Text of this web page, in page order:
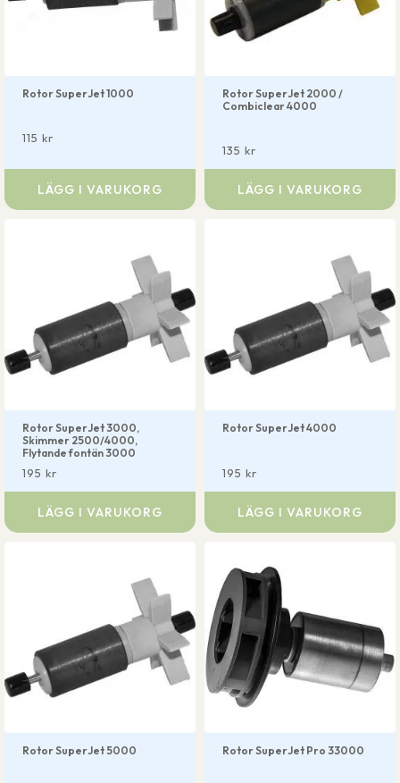
Rotor SuperJet 1000
115 kr
LÄGG I VARUKORG
Rotor SuperJet 2000 /
Combiclear 4000
135 kr
LÄGG I VARUKORG
Rotor SuperJet 3000,
Skimmer 2500/4000,
Flytande fontän 3000
195 kr
LÄGG I VARUKORG
Rotor SuperJet 4000
195 kr
LÄGG I VARUKORG
Rotor SuperJet 5000 Rotor SuperJet Pro 33000